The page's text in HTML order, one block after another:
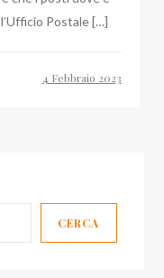
Postale […]
CERCA